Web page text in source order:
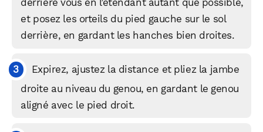
derrière vous en l’étendant autant que possible,
et posez les orteils du pied gauche sur le sol
derrière, en gardant les hanches bien droites.
Expirez, ajustez la distance et pliez la jambe
droite au niveau du genou, en gardant le genou
aligné avec le pied droit.